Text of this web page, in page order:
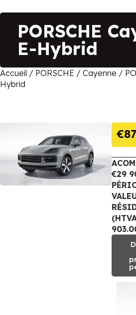
PORSCHE
E-Hybrid
Accueil / PORSCHE / Cayenne /
Hybrid
€
€29